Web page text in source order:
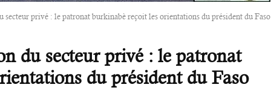
privé : le patronat burkinabè reçoit les orientations du président du Faso
du secteur privé : le patronat
du président du Faso